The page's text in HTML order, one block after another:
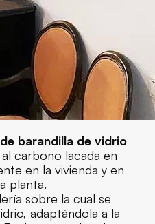
barandilla de vidrio
carbono lacada en
en la vivienda y en
planta.
sobre la cual se
adaptándola a la